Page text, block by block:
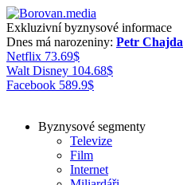
Exkluzivní byznysové informace
Dnes má narozeniny: Petr Chajda
Netflix 73.69$
Walt Disney 104.68$
Facebook 589.9$
Byznysové segmenty
Televize
Film
Internet